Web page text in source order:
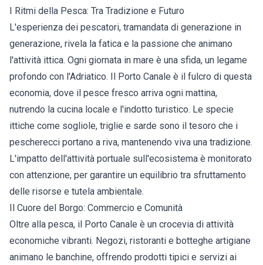
I Ritmi della Pesca: Tra Tradizione e Futuro
L'esperienza dei pescatori, tramandata di generazione in
generazione, rivela la fatica e la passione che animano
l'attività ittica. Ogni giornata in mare è una sfida, un legame
profondo con l'Adriatico. Il Porto Canale è il fulcro di questa
economia, dove il pesce fresco arriva ogni mattina,
nutrendo la cucina locale e l'indotto turistico. Le specie
ittiche come sogliole, triglie e sarde sono il tesoro che i
pescherecci portano a riva, mantenendo viva una tradizione.
L'impatto dell'attività portuale sull'ecosistema è monitorato
con attenzione, per garantire un equilibrio tra sfruttamento
delle risorse e tutela ambientale.
Il Cuore del Borgo: Commercio e Comunità
Oltre alla pesca, il Porto Canale è un crocevia di attività
economiche vibranti. Negozi, ristoranti e botteghe artigiane
animano le banchine, offrendo prodotti tipici e servizi ai